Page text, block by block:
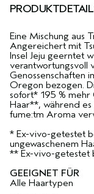
Eine Mischung aus
Angereichert mit
Insel Jeju geerntet
verantwortungsvoll
Genossenschaften
Oregon bezogen.
sofort* 195 % mehr
Haar**, während
fume:tm Aroma
* Ex-vivo-getestet
ungewaschenem
** Ex-vivo-getestet
GEEIGNET FÜR
Alle Haartypen